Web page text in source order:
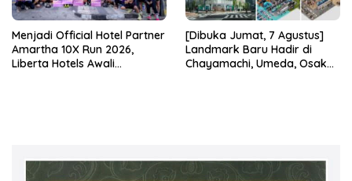
Menjadi Official Hotel Partner
Amartha 10X Run 2026,
Liberta Hotels Awali
[Dibuka Jumat, 7 Agustus]
Landmark Baru Hadir di
Chayamachi, Umeda, Osaka!